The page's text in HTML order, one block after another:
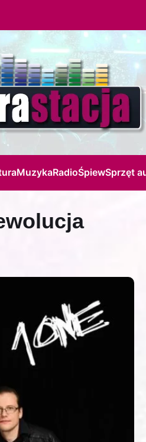
MuzykaRadioŚpiewSprzęt